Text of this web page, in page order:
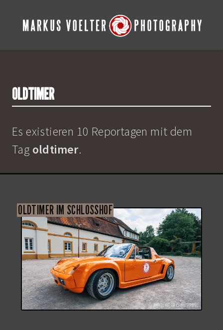
OLDTIMER
Es existieren 10 Reportagen mit dem
Tag oldtimer.
OLDTIMER IM SCHLOSSHOF